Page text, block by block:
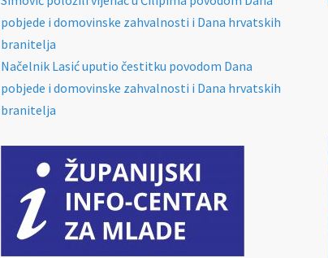
pobjede i domovinske zahvalnosti i Dana hrvatskih
branitelja
Načelnik Lasić uputio čestitku povodom Dana
pobjede i domovinske zahvalnosti i Dana hrvatskih
branitelja